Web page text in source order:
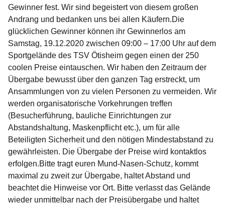
Gewinner fest. Wir sind begeistert von diesem großen
Andrang und bedanken uns bei allen Käufern.Die
glücklichen Gewinner können ihr Gewinnerlos am
Samstag, 19.12.2020 zwischen 09:00 – 17:00 Uhr auf dem
Sportgelände des TSV Ötisheim gegen einen der 250
coolen Preise eintauschen. Wir haben den Zeitraum der
Übergabe bewusst über den ganzen Tag erstreckt, um
Ansammlungen von zu vielen Personen zu vermeiden. Wir
werden organisatorische Vorkehrungen treffen
(Besucherführung, bauliche Einrichtungen zur
Abstandshaltung, Maskenpflicht etc.), um für alle
Beteiligten Sicherheit und den nötigen Mindestabstand zu
gewährleisten. Die Übergabe der Preise wird kontaktlos
erfolgen.Bitte tragt euren Mund-Nasen-Schutz, kommt
maximal zu zweit zur Übergabe, haltet Abstand und
beachtet die Hinweise vor Ort. Bitte verlasst das Gelände
wieder unmittelbar nach der Preisübergabe und haltet